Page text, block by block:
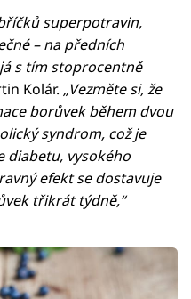
superpotravin,
– na předních
s tím stoprocentně
Kolár. „Vezměte si, že
borůvek během dvou
syndrom, což je
diabetu, vysokého
efekt se dostavuje
třikrát týdně,“